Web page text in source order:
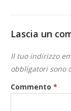
Lascia un
Il tuo indirizzo
obbligatori sono
Commento*